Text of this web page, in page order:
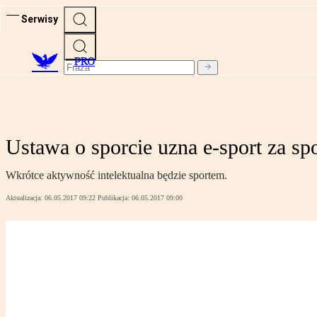
Serwisy
PRO
Ustawa o sporcie uzna e-sport za
Wkrótce aktywność intelektualna będzie sportem.
Aktualizacja: 06.05.2017 09:22 Publikacja: 06.05.2017 09:00